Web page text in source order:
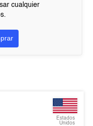
cualquier
Estados
Unidos